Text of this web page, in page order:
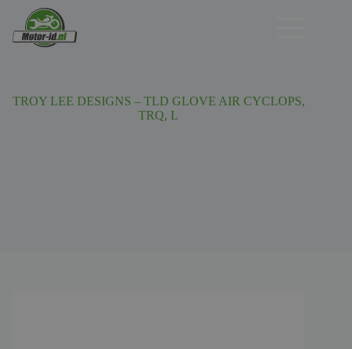
TROY LEE DESIGNS – TLD GLOVE AIR CYCLOPS,
TRQ, L